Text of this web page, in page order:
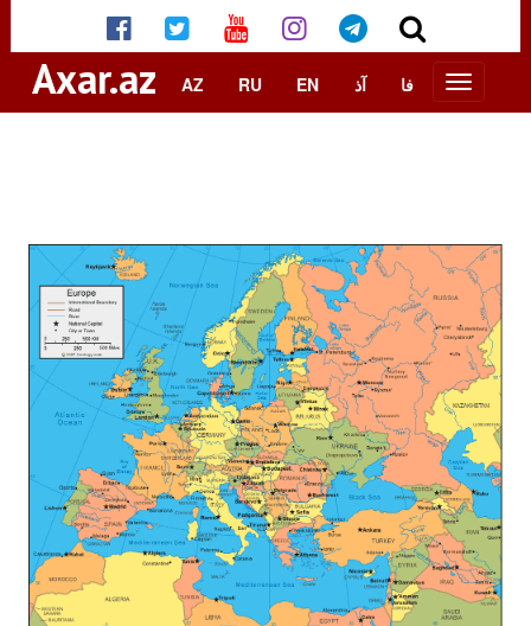
Axar.az AZ RU EN آذ فا